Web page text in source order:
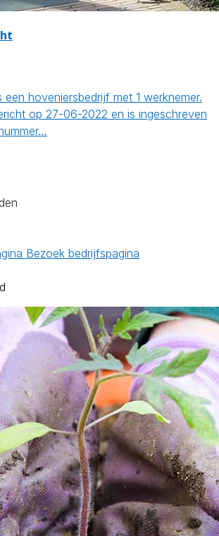
een hoveniersbedrijf met 1 werknemer.
op 27-06-2022 en is ingeschreven
Bezoek bedrijfspagina